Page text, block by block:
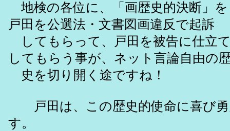
地検の各位に、「画歴史的決断」
戸田を公選法・文書図画違反で起訴
してもらって、戸田を被告に仕立
してもらう事が、ネット言論自由の
史を切り開く途ですね！
戸田は、この歴史的使命に喜び勇
す。